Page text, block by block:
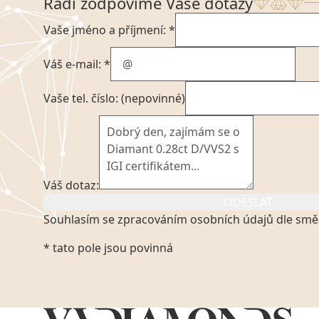
Vaše jméno a příjmení: *
Váš e-mail: *
Vaše tel. číslo: (nepovinné)
Váš dotaz:
Souhlasím se zpracováním osobních údajů dle
Kliknutím na výše uvedený odkaz, v souladu se
platném znění výslovně souhlasím se zpracováním
VVDiamonds s.r.o., IČO: 05892481, jako správci
* tato pole jsou povinná